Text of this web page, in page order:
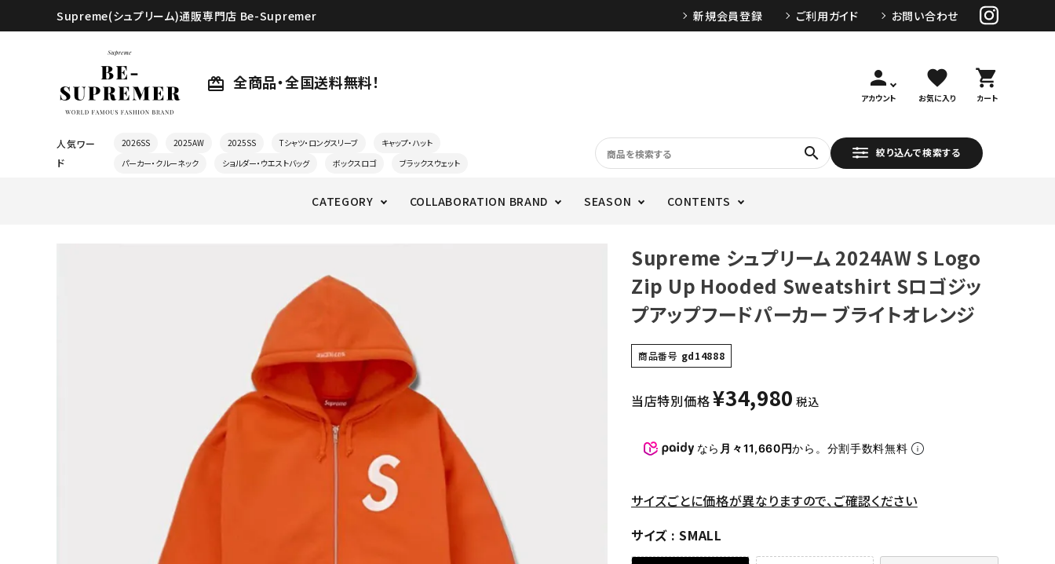
Supreme(シュプリーム)通販専門店 Be-Supremer 新規会員登録 ご利用ガイド お問い合わせ
card_giftcard 全商品・全国送料無料！ person
アカウント
favorite
お気に入り
shopping_cart
カート
人気ワー
ド
2026SS 2025AW 2025SS Tシャツ・ロングスリーブ
キャップ・ハット
パーカー・クルーネック
ショルダー・ウエストバッグ ボックスロゴ ブラックスウェット
search 絞り込んで検索する
CATEGORY COLLABORATION BRAND SEASON CONTENTS
Supreme シュプリーム 2024AW S Logo
Zip Up Hooded Sweatshirt Sロゴジッ
プアップフードパーカー ブライトオレンジ
商品番号 gd14888
当店特別価格¥34,980 税込
なら 月々11,660円から。分割手数料無料
サイズごとに価格が異なりますので、ご確認ください
サイズ
SMALL